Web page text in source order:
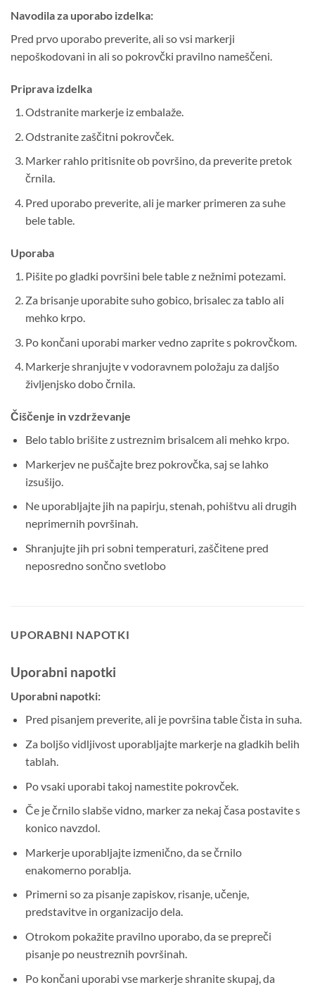
Navodila za uporabo izdelka:
Pred prvo uporabo preverite, ali so vsi markerji
nepoškodovani in ali so pokrovčki pravilno nameščeni.
Priprava izdelka
Odstranite markerje iz embalaže.
Odstranite zaščitni pokrovček.
Marker rahlo pritisnite ob površino, da preverite pretok
črnila.
Pred uporabo preverite, ali je marker primeren za suhe
bele table.
Uporaba
Pišite po gladki površini bele table z nežnimi potezami.
Za brisanje uporabite suho gobico, brisalec za tablo ali
mehko krpo.
Po končani uporabi marker vedno zaprite s pokrovčkom.
Markerje shranjujte v vodoravnem položaju za daljšo
življenjsko dobo črnila.
Čiščenje in vzdrževanje
Belo tablo brišite z ustreznim brisalcem ali mehko krpo.
Markerjev ne puščajte brez pokrovčka, saj se lahko
izsušijo.
Ne uporabljajte jih na papirju, stenah, pohištvu ali drugih
neprimernih površinah.
Shranjujte jih pri sobni temperaturi, zaščitene pred
neposredno sončno svetlobo
UPORABNI NAPOTKI
Uporabni napotki
Uporabni napotki:
Pred pisanjem preverite, ali je površina table čista in suha.
Za boljšo vidljivost uporabljajte markerje na gladkih belih
tablah.
Po vsaki uporabi takoj namestite pokrovček.
Če je črnilo slabše vidno, marker za nekaj časa postavite s
konico navzdol.
Markerje uporabljajte izmenično, da se črnilo
enakomerno porablja.
Primerni so za pisanje zapiskov, risanje, učenje,
predstavitve in organizacijo dela.
Otrokom pokažite pravilno uporabo, da se prepreči
pisanje po neustreznih površinah.
Po končani uporabi vse markerje shranite skupaj, da